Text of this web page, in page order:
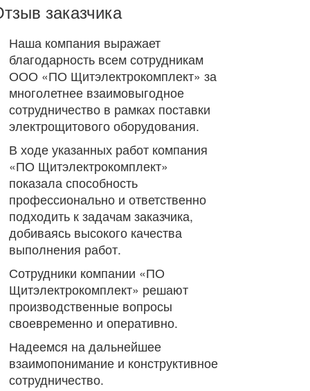
заказчика
Наша компания выражает
благодарность всем сотрудникам
ООО «ПО Щитэлектрокомплект» за
многолетнее взаимовыгодное
сотрудничество в рамках поставки
электрощитового оборудования.
В ходе указанных работ компания
«ПО Щитэлектрокомплект»
показала способность
профессионально и ответственно
подходить к задачам заказчика,
добиваясь высокого качества
выполнения работ.
Сотрудники компании «ПО
Щитэлектрокомплект» решают
производственные вопросы
своевременно и оперативно.
Надеемся на дальнейшее
взаимопонимание и конструктивное
сотрудничество.